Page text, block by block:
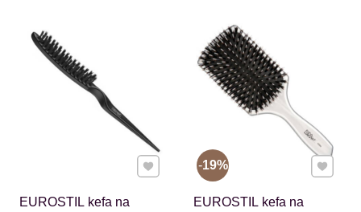
EUROSTIL kefa na
Pridať k Obľúbeným
EUROSTIL kefa na
19% Pridať